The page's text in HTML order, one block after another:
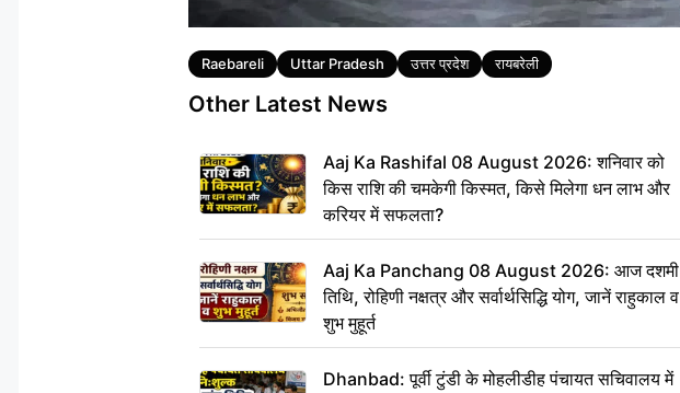
Tags
Raebareli Uttar Pradesh उत्तर प्रदेश रायबरेली
Other Latest News
Aaj Ka Rashifal 08 August 2026: शनिवार को
किस राशि की चमकेगी किस्मत, किसे मिलेगा धन लाभ और
करियर में सफलता?
Aaj Ka Panchang 08 August 2026: आज दशमी
तिथि, रोहिणी नक्षत्र और सर्वार्थसिद्धि योग, जानें राहुकाल व
शुभ मुहूर्त
Dhanbad: पूर्वी टुंडी के मोहलीडीह पंचायत सचिवालय में